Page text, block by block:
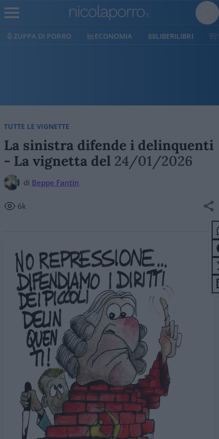
ECONOMIA LIBERILIBRI SHOP SOSTIENICI
TUTTE LE VIGNETTE
La sinistra difende i delinquenti
- La vignetta del 24/01/2026
di Beppe Fantin
6k